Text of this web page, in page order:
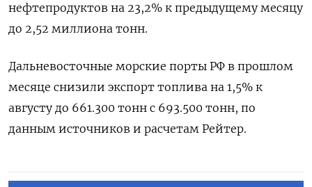
нефтепродуктов на 23,2% к предыдущему месяцу
до 2,52 миллиона тонн.
Дальневосточные морские порты РФ в прошлом
месяце снизили экспорт топлива на 1,5% к
августу до 661.300 тонн с 693.500 тонн, по
данным источников и расчетам Рейтер.